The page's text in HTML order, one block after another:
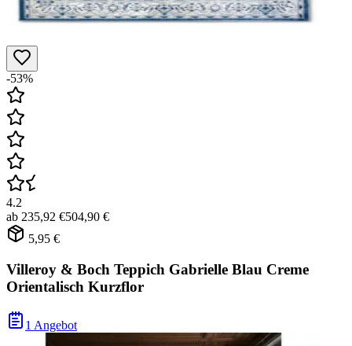
-53%
4.2
ab 235,92 €504,90 €
5,95 €
Villeroy & Boch Teppich Gabrielle Blau Creme
Orientalisch Kurzflor
1 Angebot